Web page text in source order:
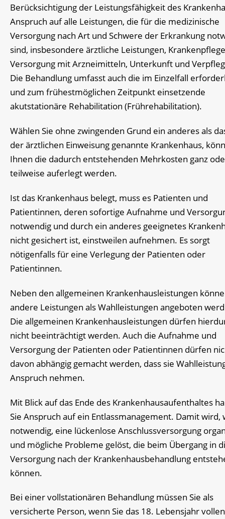
Berücksichtigung der Leistungsfähigkeit des
Anspruch auf alle Leistungen, die für die medizinische
Versorgung nach Art und Schwere der Erkrankung
sind, insbesondere ärztliche Leistungen,
Versorgung mit Arzneimitteln, Unterkunft und
Die Behandlung umfasst auch die im Einzelfall
und zum frühestmöglichen Zeitpunkt einsetzende
akutstationäre Rehabilitation (Frührehabilitation).
Wählen Sie ohne zwingenden Grund ein anderes als
der ärztlichen Einweisung genannte Krankenhaus,
Ihnen die dadurch entstehenden Mehrkosten ganz
teilweise auferlegt werden.
Ist das Krankenhaus belegt, muss es Patienten und
Patientinnen, deren sofortige Aufnahme und
notwendig und durch ein anderes geeignetes
nicht gesichert ist, einstweilen aufnehmen. Es sorgt
nötigenfalls für eine Verlegung der Patienten oder
Patientinnen.
Neben den allgemeinen Krankenhausleistungen
andere Leistungen als Wahlleistungen angeboten
Die allgemeinen Krankenhausleistungen dürfen
nicht beeinträchtigt werden. Auch die Aufnahme und
Versorgung der Patienten oder Patientinnen dürfen
davon abhängig gemacht werden, dass sie
Anspruch nehmen.
Mit Blick auf das Ende des Krankenhausaufenthaltes
Sie Anspruch auf ein Entlassmanagement. Damit wird,
notwendig, eine lückenlose Anschlussversorgung
und mögliche Probleme gelöst, die beim Übergang in
Versorgung nach der Krankenhausbehandlung
können.
Bei einer vollstationären Behandlung müssen Sie als
versicherte Person, wenn Sie das 18. Lebensjahr